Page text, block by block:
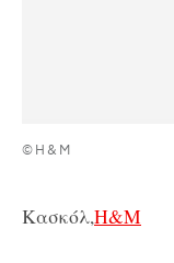
©Η&Μ
Κασκόλ,H&M